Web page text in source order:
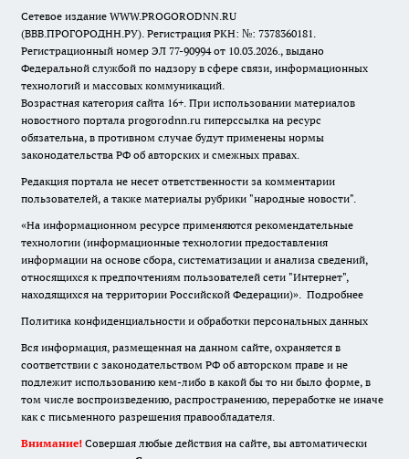
Сетевое издание WWW.PROGORODNN.RU
(ВВВ.ПРОГОРОДНН.РУ). Регистрация РКН: №: 7378360181.
Регистрационный номер ЭЛ 77-90994 от 10.03.2026., выдано
Федеральной службой по надзору в сфере связи, информационных
технологий и массовых коммуникаций.
Возрастная категория сайта 16+. При использовании материалов
новостного портала progorodnn.ru гиперссылка на ресурс
обязательна, в противном случае будут применены нормы
законодательства РФ об авторских и смежных правах.
Редакция портала не несет ответственности за комментарии
пользователей, а также материалы рубрики "народные новости".
«На информационном ресурсе применяются рекомендательные
технологии (информационные технологии предоставления
информации на основе сбора, систематизации и анализа сведений,
относящихся к предпочтениям пользователей сети "Интернет",
находящихся на территории Российской Федерации)». Подробнее
Политика конфиденциальности и обработки персональных данных
Вся информация, размещенная на данном сайте, охраняется в
соответствии с законодательством РФ об авторском праве и не
подлежит использованию кем-либо в какой бы то ни было форме, в
том числе воспроизведению, распространению, переработке не иначе
как с письменного разрешения правообладателя.
Внимание! Совершая любые действия на сайте, вы автоматически